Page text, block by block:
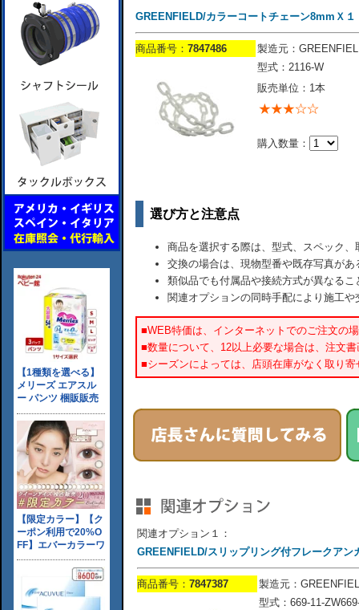
GREENFIELD/カラーコートチェーン8mmＸ１
商品番号： 7847486
製造元：
型式：2116-W
販売単位：1本
購入数量：
選び方と注意点
商品を選択する際は、型式、スペック
交換の場合は、現物型番や既存写真が
類似品でも付属品や接続方式が異なるこ
関連オプションの同時手配により施工
■WEB特価は、インターネットでのご注文の
■数量について、12以上必要な場合は、注文
■シーズンによっては、店頭在庫がなく取り
関連オプション１：
GREENFIELD/スリップリング付フレークアン
商品番号： 7847387
製造元：
型式：669-11-